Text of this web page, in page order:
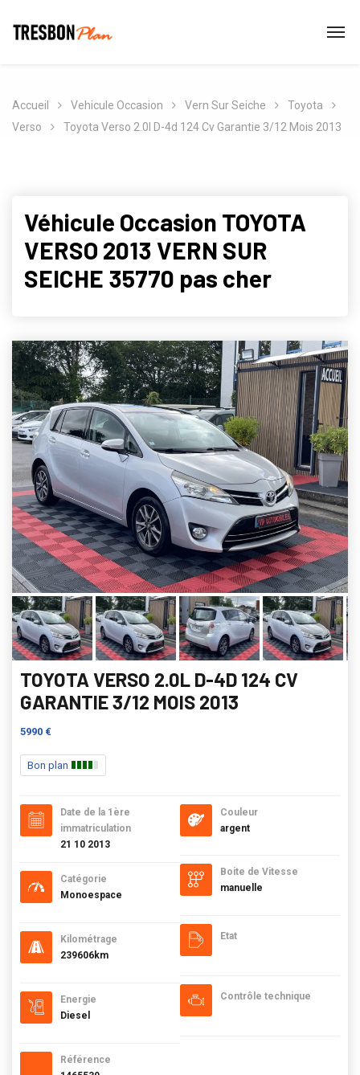
Accueil Vehicule Occasion Vern Sur Seiche
Toyota
Verso
Toyota Verso 2.0l D-4d 124 Cv Garantie 3/12 Mois 2013
Véhicule Occasion TOYOTA
VERSO 2013 VERN SUR
SEICHE 35770 pas cher
TOYOTA VERSO 2.0L D-4D 124 CV
GARANTIE 3/12 MOIS 2013
5990 €
Bon plan
Date de la 1ère
immatriculation
21 10 2013
Catégorie
Monoespace
Kilométrage
239606km
Energie
Diesel
Référence
Couleur
argent
Boite de Vitesse
manuelle
Etat
Contrôle technique